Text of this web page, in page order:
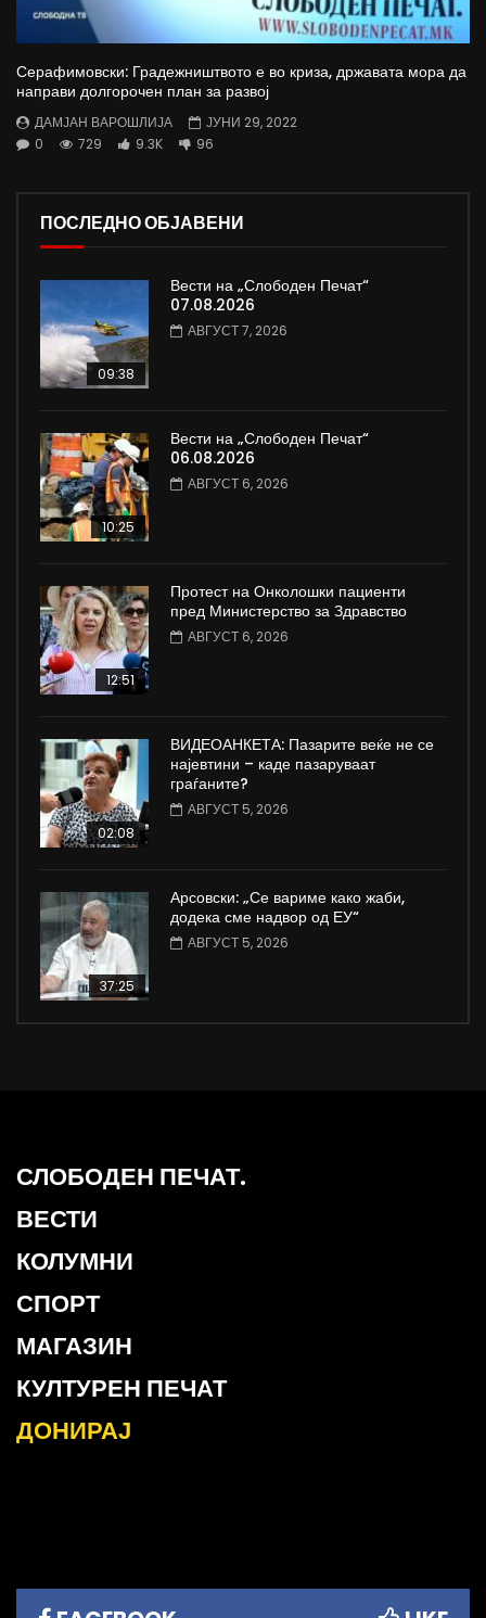
Серафимовски: Градежништвото е во криза, државата мора да
направи долгорочен план за развој
ДАМЈАН ВАРОШЛИЈА
ЈУНИ 29, 2022
0
729 9.3K 96
ПОСЛЕДНО ОБЈАВЕНИ
09:38
Вести на „Слободен Печат“
07.08.2026
АВГУСТ 7, 2026
10:25
Вести на „Слободен Печат“
06.08.2026
АВГУСТ 6, 2026
12:51
Протест на Онколошки пациенти
пред Министерство за Здравство
АВГУСТ 6, 2026
02:08
ВИДЕОАНКЕТА: Пазарите веќе не се
најевтини – каде пазаруваат
граѓаните?
АВГУСТ 5, 2026
37:25
Арсовски: „Се вариме како жаби,
додека сме надвор од ЕУ“
АВГУСТ 5, 2026
СЛОБОДЕН ПЕЧАТ.
ВЕСТИ
КОЛУМНИ
СПОРТ
МАГАЗИН
КУЛТУРЕН ПЕЧАТ
ДОНИРАЈ